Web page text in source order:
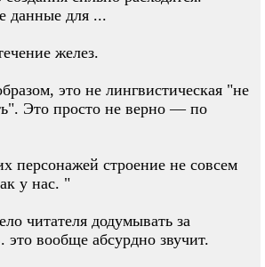
данные для ...
желез.
это не лингвистическая "не
Это просто не верно — по
персонажей строение не совсем
у нас. "
читателя додумывать за
это вообще абсурдно звучит.